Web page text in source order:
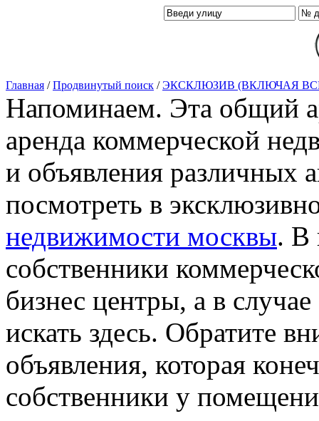
Главная /Продвинутый поиск /ЭКСКЛЮЗИВ (ВКЛЮЧАЯ
Напоминаем. Эта общий
аренда коммерческой
и объявления различных
посмотреть в
недвижимости москвы. В
собственники
бизнес центры, а в случае
искать здесь. Обратите
объявления, которая
собственники у